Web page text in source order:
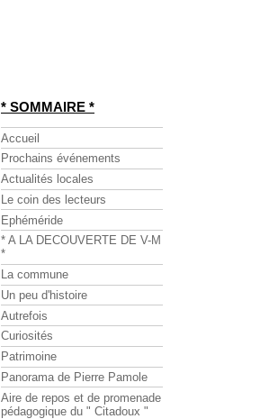
* SOMMAIRE *
Accueil
Prochains événements
Actualités locales
Le coin des lecteurs
Ephéméride
* A LA DECOUVERTE DE V-M
*
La commune
Un peu d'histoire
Autrefois
Curiosités
Patrimoine
Panorama de Pierre Pamole
Aire de repos et de promenade
pédagogique du " Citadoux "